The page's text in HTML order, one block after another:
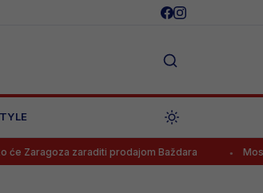
prodajom Baždara Mostarski Velež